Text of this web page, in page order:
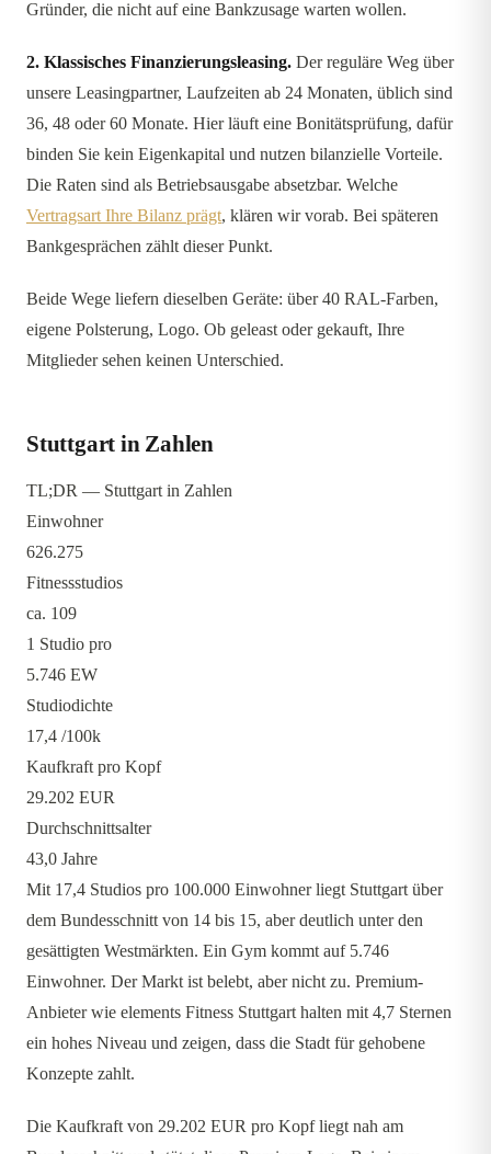
Gründer, die nicht auf eine Bankzusage warten wollen.
2. Klassisches Finanzierungsleasing. Der reguläre Weg über
unsere Leasingpartner, Laufzeiten ab 24 Monaten, üblich sind
36, 48 oder 60 Monate. Hier läuft eine Bonitätsprüfung, dafür
binden Sie kein Eigenkapital und nutzen bilanzielle Vorteile.
Die Raten sind als Betriebsausgabe absetzbar. Welche
Vertragsart Ihre Bilanz prägt, klären wir vorab. Bei späteren
Bankgesprächen zählt dieser Punkt.
Beide Wege liefern dieselben Geräte: über 40 RAL-Farben,
eigene Polsterung, Logo. Ob geleast oder gekauft, Ihre
Mitglieder sehen keinen Unterschied.
Stuttgart in Zahlen
TL;DR — Stuttgart in Zahlen
Einwohner
626.275
Fitnessstudios
ca. 109
1 Studio pro
5.746 EW
Studiodichte
17,4 /100k
Kaufkraft pro Kopf
29.202 EUR
Durchschnittsalter
43,0 Jahre
Mit 17,4 Studios pro 100.000 Einwohner liegt Stuttgart über
dem Bundesschnitt von 14 bis 15, aber deutlich unter den
gesättigten Westmärkten. Ein Gym kommt auf 5.746
Einwohner. Der Markt ist belebt, aber nicht zu. Premium-
Anbieter wie elements Fitness Stuttgart halten mit 4,7 Sternen
ein hohes Niveau und zeigen, dass die Stadt für gehobene
Konzepte zahlt.
Die Kaufkraft von 29.202 EUR pro Kopf liegt nah am